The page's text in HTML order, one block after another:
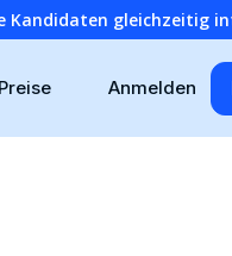
Kandidaten gleichzeitig
Preise Anmelden